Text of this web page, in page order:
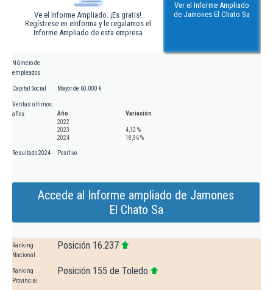
Ve el Informe Ampliado. ¡Es gratis!
Regístrese en eInforma y le regalamos el
Informe Ampliado de esta empresa
Ver el Informe Ampliado
de Jamones El Chato Sa
Número de
empleados
Capital Social Mayor de 60.000 €
Ventas últimos
años
Año
Variación
2022
2023
4,12 %
2024
18,96 %
Resultado 2024 Positivo
Accede al Informe ampliado de Jamones
El Chato Sa
Ranking
Nacional
Posición 16.237
Ranking
Provincial
Posición 155 de Toledo